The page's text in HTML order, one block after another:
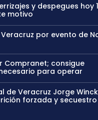
y despegues hoy
motivo
por evento de
Compranet; consigue
para operar
de Veracruz Jorge
forzada y secuestro